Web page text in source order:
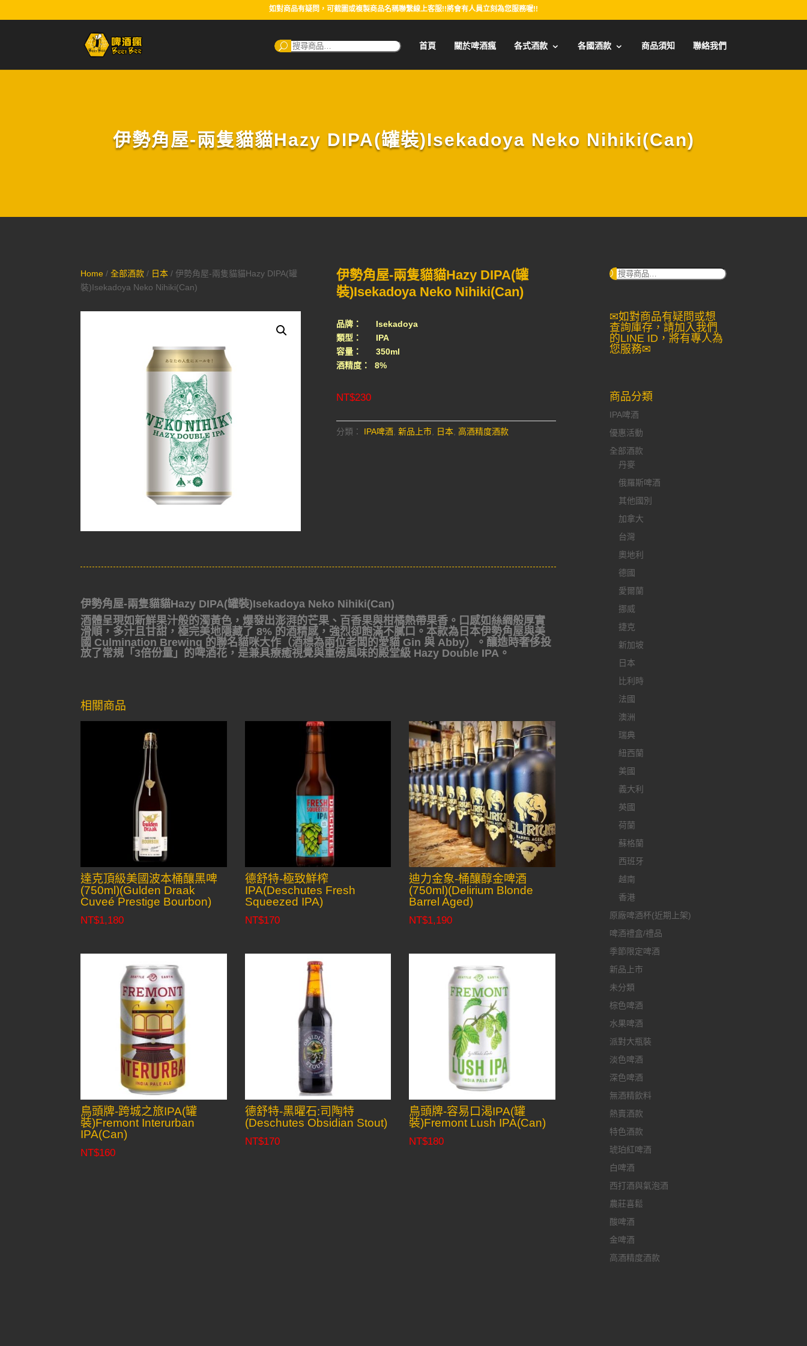
如對商品有疑問，可截圖或複製商品名稱聯繫線上客服!!將會有人員立刻為您服務喔!!
搜
尋：
首頁 關於啤酒瘋 各式酒款 各國酒款 商品須知 聯絡我們
伊勢角屋-兩隻貓貓Hazy DIPA(罐裝)Isekadoya Neko Nihiki(Can)
Home /全部酒款 / 日本 / 伊勢角屋-兩隻貓貓Hazy DIPA(罐
裝)Isekadoya Neko Nihiki(Can)
伊勢角屋-兩隻貓貓Hazy DIPA(罐
裝)Isekadoya Neko Nihiki(Can)
品牌： Isekadoya
類型： IPA
容量： 350ml
酒精度： 8%
NT$230
分類： IPA啤酒, 新品上市, 日本, 高酒精度酒款
伊勢角屋-兩隻貓貓Hazy DIPA(罐裝)Isekadoya Neko Nihiki(Can)
酒體呈現如新鮮果汁般的濁黃色，爆發出澎湃的芒果、百香果與柑橘熱帶果香。口感如絲綢般厚實
滑順，多汁且甘甜，極完美地隱藏了 8% 的酒精感，強烈卻飽滿不膩口。本款為日本伊勢角屋與美
國 Culmination Brewing 的聯名貓咪大作（酒標為兩位老闆的愛貓 Gin 與 Abby）。釀造時奢侈投
放了常規「3倍份量」的啤酒花，是兼具療癒視覺與重磅風味的殿堂級 Hazy Double IPA。
相關商品
達克頂級美國波本桶釀黑啤
(750ml)(Gulden Draak
Cuveé Prestige Bourbon)
NT$1,180
德舒特-極致鮮榨
IPA(Deschutes Fresh
Squeezed IPA)
NT$170
迪力金象-桶釀醇金啤酒
(750ml)(Delirium Blonde
Barrel Aged)
NT$1,190
鳥頭牌-跨城之旅IPA(罐
裝)Fremont Interurban
IPA(Can)
NT$160
德舒特-黑曜石:司陶特
(Deschutes Obsidian Stout)
NT$170
鳥頭牌-容易口渴IPA(罐
裝)Fremont Lush IPA(Can)
NT$180
搜
✉如對商品有疑問或想
查詢庫存，請加入我們
的LINE ID，將有專人為
您服務✉
商品分類
IPA啤酒
優惠活動
全部酒款
丹麥
俄羅斯啤酒
其他國別
加拿大
台灣
奧地利
德國
愛爾蘭
挪威
捷克
新加坡
日本
比利時
法國
澳洲
瑞典
紐西蘭
美國
義大利
英國
荷蘭
蘇格蘭
西班牙
越南
香港
原廠啤酒杯(近期上架)
啤酒禮盒/禮品
季節限定啤酒
新品上市
未分類
棕色啤酒
水果啤酒
派對大瓶裝
淡色啤酒
深色啤酒
無酒精飲料
熱賣酒款
特色酒款
琥珀紅啤酒
白啤酒
西打酒與氣泡酒
農莊喜鬆
酸啤酒
金啤酒
高酒精度酒款